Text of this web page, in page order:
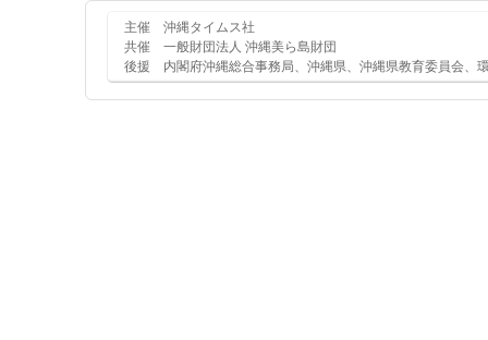
主催 沖縄タイムス社
共催 一般財団法人 沖縄美ら島財団
後援 内閣府沖縄総合事務局、沖縄県、沖縄県教育委員会、